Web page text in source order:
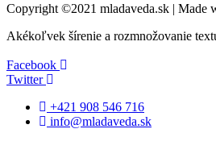
Copyright ©2021 mladaveda.sk | Made
Akékoľvek šírenie a rozmnožovanie
Facebook
Twitter
+421 908 546 716
info@mladaveda.sk